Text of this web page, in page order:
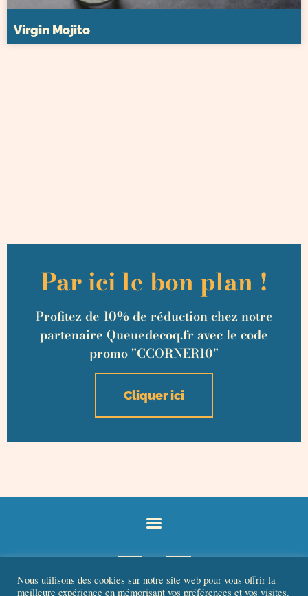
Virgin Mojito
Par ici le bon plan !
Profitez de 10% de réduction chez notre
partenaire Queuedecoq.fr avec le code
promo "CCORNER10"
Cliquer ici
Nous utilisons des cookies sur notre site web pour vous offrir la
meilleure expérience en mémorisant vos préférences et vos visites.